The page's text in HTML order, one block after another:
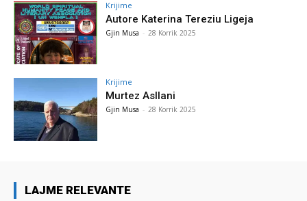
Krijime
Autore Katerina Tereziu Ligeja
Gjin Musa - 28 Korrik 2025
Krijime
Murtez Asllani
Gjin Musa - 28 Korrik 2025
LAJME RELEVANTE